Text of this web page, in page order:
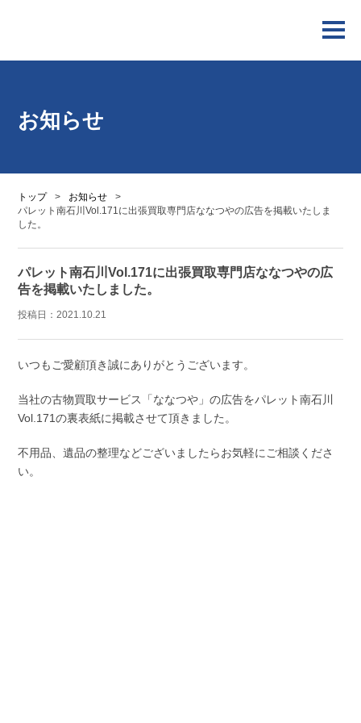
お知らせ
トップ > お知らせ
>
パレット南石川Vol.171に出張買取専門店ななつやの広告を掲載いたしま
した。
パレット南石川Vol.171に出張買取専門店ななつやの広
告を掲載いたしました。
投稿日：2021.10.21
いつもご愛顧頂き誠にありがとうございます。
当社の古物買取サービス「ななつや」の広告をパレット南石川
Vol.171の裏表紙に掲載させて頂きました。
不用品、遺品の整理などございましたらお気軽にご相談くださ
い。